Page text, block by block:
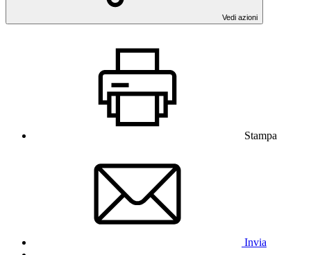
Vedi azioni
Stampa
Invia